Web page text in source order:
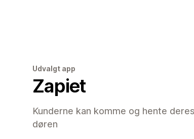
Udvalgt app
Zapiet
Kunderne kan komme og hente
døren